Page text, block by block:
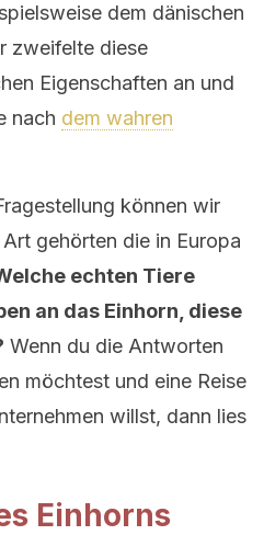
dem dänischen
zweifelte diese
Eigenschaften an und
nach dem wahren
können wir
gehörten die in Europa
echten Tiere
an das Einhorn, diese
Wenn du die Antworten
möchtest und eine Reise
willst, dann lies
Einhorns